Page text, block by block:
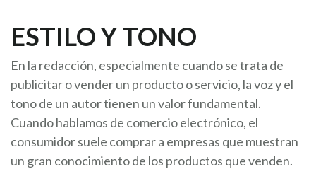
ESTILO Y TONO
En la redacción, especialmente cuando se trata de
publicitar o vender un producto o servicio, la voz y el
tono de un autor tienen un valor fundamental.
Cuando hablamos de comercio electrónico, el
consumidor suele comprar a empresas que muestran
un gran conocimiento de los productos que venden.